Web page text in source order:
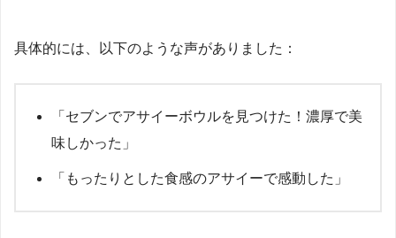
具体的には、以下のような声がありました：
「セブンでアサイーボウルを見つけた！濃厚で美
味しかった」
「もったりとした食感のアサイーで感動した」